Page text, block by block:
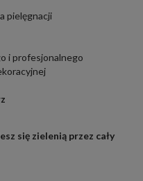
pielęgnacji
i profesjonalnego
się zielenią przez cały